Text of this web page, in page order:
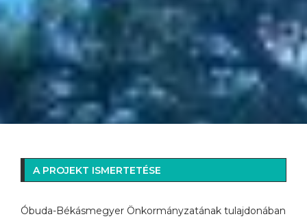
A PROJEKT ISMERTETÉSE
Óbuda-Békásmegyer Önkormányzatának tulajdonában